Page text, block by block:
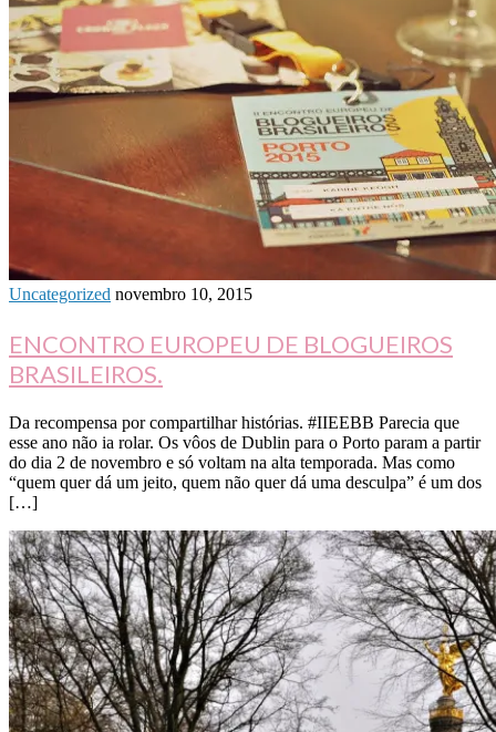
Uncategorized novembro 10, 2015
ENCONTRO EUROPEU DE BLOGUEIROS
BRASILEIROS.
Da recompensa por compartilhar histórias. #IIEEBB Parecia que
esse ano não ia rolar. Os vôos de Dublin para o Porto param a partir
do dia 2 de novembro e só voltam na alta temporada. Mas como
“quem quer dá um jeito, quem não quer dá uma desculpa” é um dos
[…]